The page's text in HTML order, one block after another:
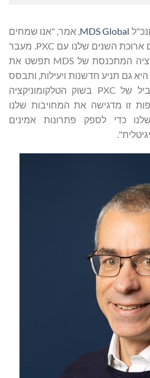
MDS Global , אמר, "אנו שמחים
להרחיב את מערכת היחסים ארוכת השנים שלנו עם PXC. מעבר
לכך ש פלטפורמת המוניטיזציה המתכנסת של MDS תפשט את
ארכיטקטורת ה-IT של PXC, היא גם תניע חדשנות ויעילות, ותבסס
עוד יותר את המיקום המוביל של PXC בשוק הטלקומוניקציה
זו מדגישה את המחויבות שלנו
כדי לספק פתרונות אמינים